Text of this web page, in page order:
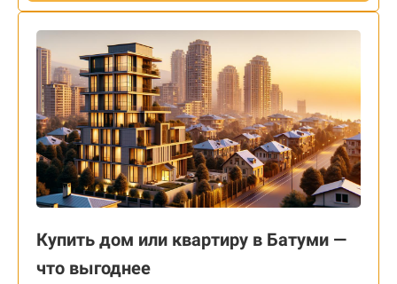
Купить дом или квартиру в Батуми —
что выгоднее